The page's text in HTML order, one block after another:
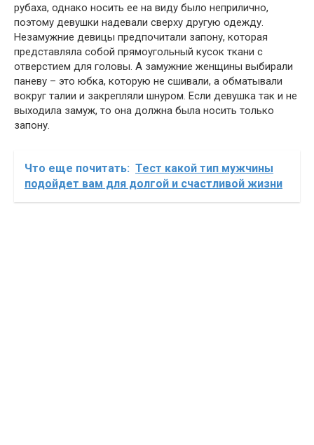
рубаха, однако носить ее на виду было неприлично,
поэтому девушки надевали сверху другую одежду.
Незамужние девицы предпочитали запону, которая
представляла собой прямоугольный кусок ткани с
отверстием для головы. А замужние женщины выбирали
паневу – это юбка, которую не сшивали, а обматывали
вокруг талии и закрепляли шнуром. Если девушка так и не
выходила замуж, то она должна была носить только
запону.
Что еще почитать: Тест какой тип мужчины
подойдет вам для долгой и счастливой жизни